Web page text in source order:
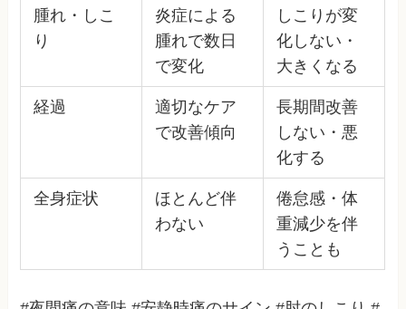
腫れ・しこ
り
炎症による
腫れで数日
で変化
しこりが変
化しない・
大きくなる
経過
適切なケア
で改善傾向
長期間改善
しない・悪
化する
全身症状
ほとんど伴
わない
倦怠感・体
重減少を伴
うことも